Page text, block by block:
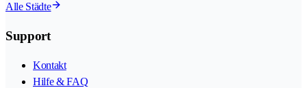
Alle Städte
Support
Kontakt
Hilfe & FAQ